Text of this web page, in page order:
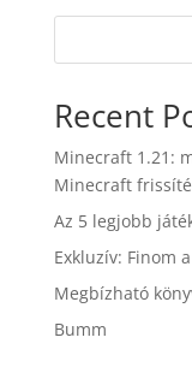
Recent
Minecraft 1.21:
Minecraft
Az 5 legjobb
Exkluzív: Finom
Megbízható
Bumm